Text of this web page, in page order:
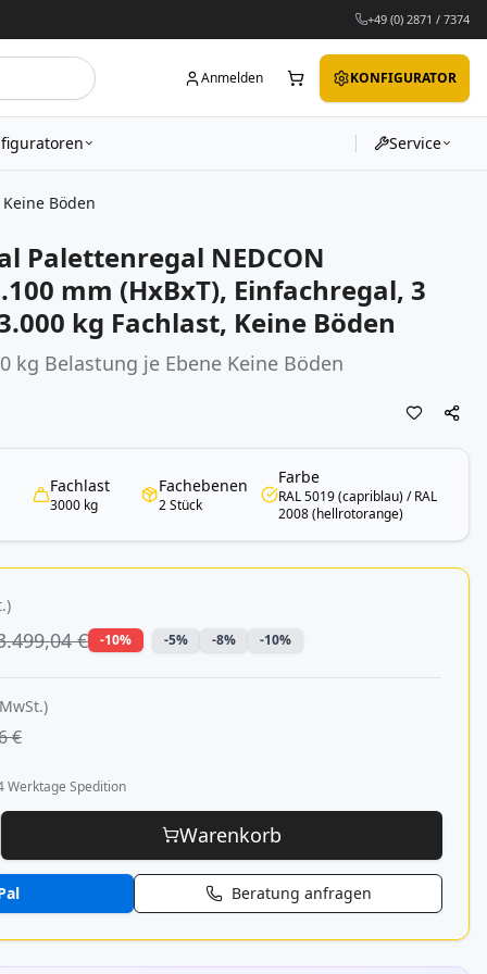
+49 (0) 2871 / 7374
Anmelden KONFIGURATOR
Service
Böden
Palettenregal NEDCON
mm (HxBxT), Einfachregal, 3
kg Fachlast, Keine Böden
kg Belastung je Ebene Keine Böden
Fachlast
3000 kg
Fachebenen
2 Stück
Farbe
RAL 5019 (capriblau) / RAL
2008 (hellrotorange)
€ -10% -5% -8% -10%
€
Werktage Spedition
Warenkorb
Beratung anfragen